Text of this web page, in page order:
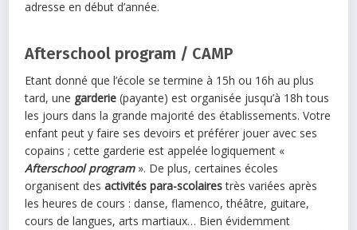
adresse en début d’année.
Afterschool program / CAMP
Etant donné que l’école se termine à 15h ou 16h au plus
tard, une garderie (payante) est organisée jusqu’à 18h tous
les jours dans la grande majorité des établissements. Votre
enfant peut y faire ses devoirs et préférer jouer avec ses
copains ; cette garderie est appelée logiquement «
Afterschool program ». De plus, certaines écoles
organisent desactivités para-scolairestrès variées après
les heures de cours : danse, flamenco, théâtre, guitare,
cours de langues, arts martiaux… Bien évidemment